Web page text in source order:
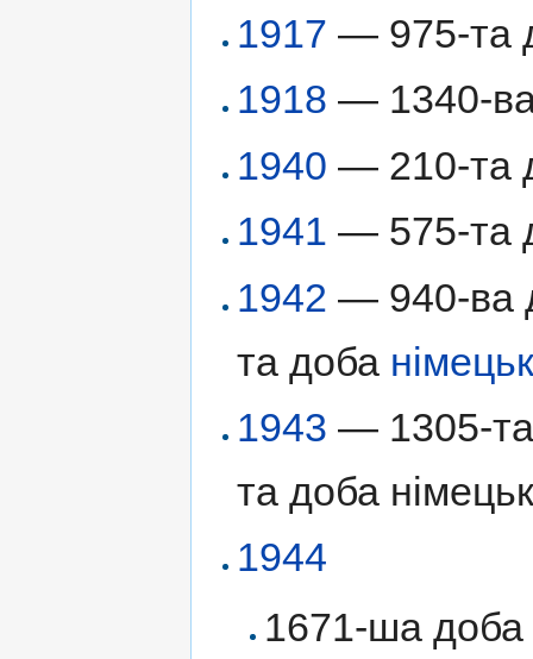
1917 — 975-та
1918 — 1340-ва
1940 — 210-та
1941 — 575-та
1942 — 940-ва
та доба
1943 — 1305-та
та доба
1944
1671-ша доба